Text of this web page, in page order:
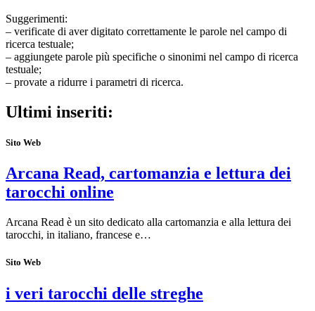
Suggerimenti:
– verificate di aver digitato correttamente le parole nel campo di
ricerca testuale;
– aggiungete parole più specifiche o sinonimi nel campo di ricerca
testuale;
– provate a ridurre i parametri di ricerca.
Ultimi inseriti:
Sito Web
Arcana Read, cartomanzia e lettura dei
tarocchi online
Arcana Read è un sito dedicato alla cartomanzia e alla lettura dei
tarocchi, in italiano, francese e…
Sito Web
i veri tarocchi delle streghe